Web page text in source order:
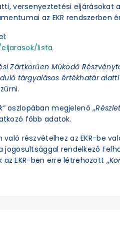
versenyeztetési eljárásokat
az EKR rendszerben
lista
Zártkörűen Működő
tárgyalásos értékhatár alatti
” oszlopában megjelenő „
főbb adatok.
részvételhez az EKR-be
rendelkező
EKR-ben erre létrehozott „